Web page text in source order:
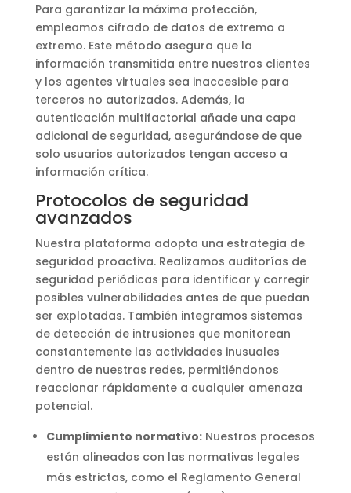
Para garantizar la máxima protección,
empleamos cifrado de datos de extremo a
extremo. Este método asegura que la
información transmitida entre nuestros clientes
y los agentes virtuales sea inaccesible para
terceros no autorizados. Además, la
autenticación multifactorial añade una capa
adicional de seguridad, asegurándose de que
solo usuarios autorizados tengan acceso a
información crítica.
Protocolos de seguridad
avanzados
Nuestra plataforma adopta una estrategia de
seguridad proactiva. Realizamos auditorías de
seguridad periódicas para identificar y corregir
posibles vulnerabilidades antes de que puedan
ser explotadas. También integramos sistemas
de detección de intrusiones que monitorean
constantemente las actividades inusuales
dentro de nuestras redes, permitiéndonos
reaccionar rápidamente a cualquier amenaza
potencial.
Cumplimiento normativo:Nuestros procesos
están alineados con las normativas legales
más estrictas, como el Reglamento General